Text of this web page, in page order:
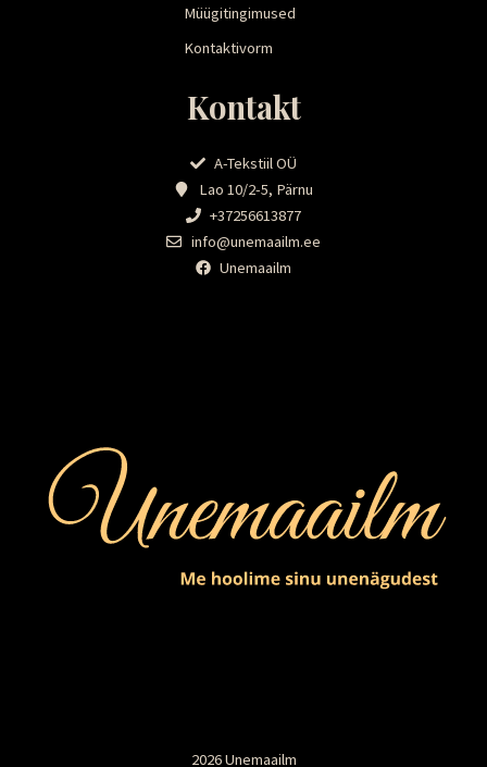
Müügitingimused
Kontaktivorm
Kontakt
A-Tekstiil OÜ
Lao 10/2-5, Pärnu
+37256613877
info@unemaailm.ee
Unemaailm
2026 Unemaailm